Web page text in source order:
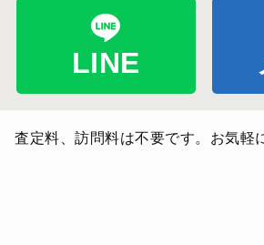
LINE
査定料、訪問料は不要です。お気軽